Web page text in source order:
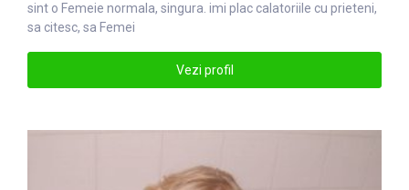
sint o Femeie normala, singura. imi plac calatoriile cu prieteni,
sa citesc, sa Femei
Vezi profil